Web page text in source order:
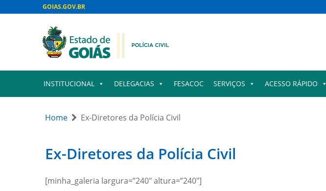
GOIAS.GOV.BR
INSTITUCIONAL DELEGACIAS FESACOC SERVIÇOS ACESSO RÁPIDO
Home Ex-Diretores da Polícia Civil
Ex-Diretores da Polícia Civil
[minha_galeria largura=”240″ altura=”240″]